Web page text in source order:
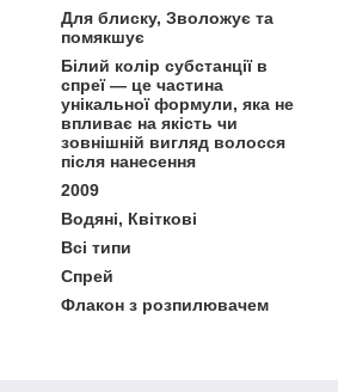
Для блиску, Зволожує та
помякшує
Білий колір субстанції в
спреї — це частина
унікальної формули, яка не
впливає на якість чи
зовнішній вигляд волосся
після нанесення
2009
Водяні, Квіткові
Всі типи
Спрей
Флакон з розпилювачем